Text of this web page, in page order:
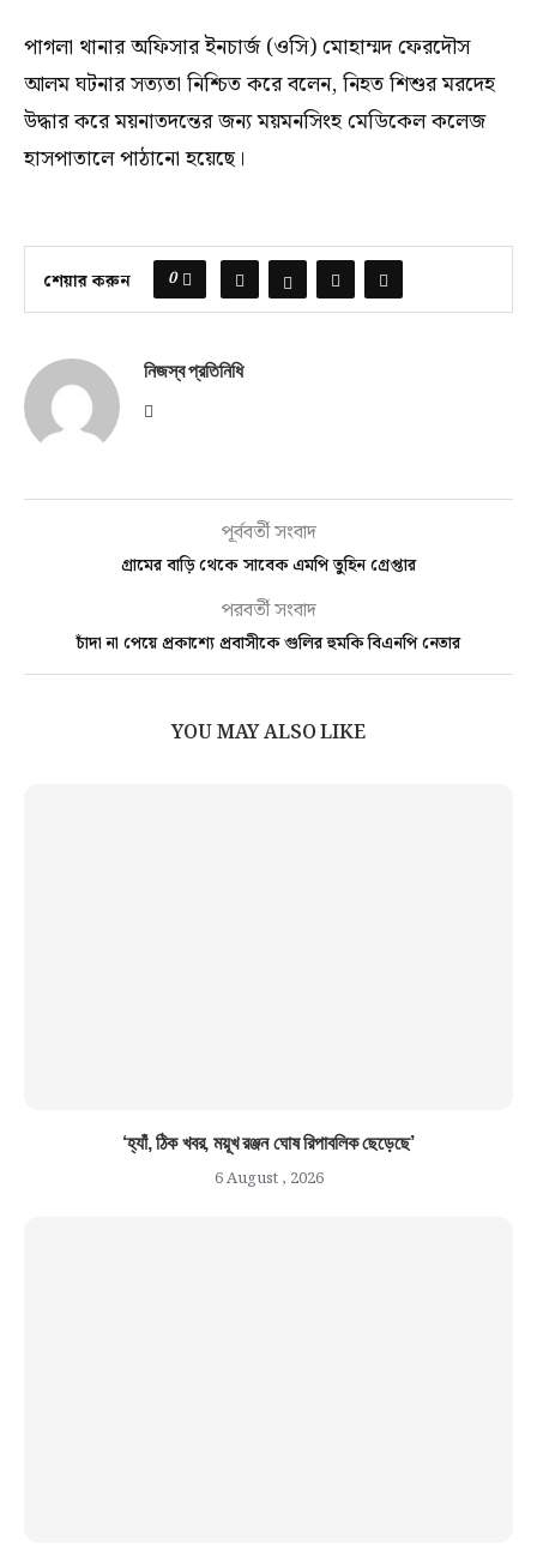
পাগলা থানার অফিসার ইনচার্জ (ওসি) মোহাম্মদ ফেরদৌস
আলম ঘটনার সত্যতা নিশ্চিত করে বলেন, নিহত শিশুর মরদেহ
উদ্ধার করে ময়নাতদন্তের জন্য ময়মনসিংহ মেডিকেল কলেজ
হাসপাতালে পাঠানো হয়েছে।
শেয়ার করুন 0
নিজস্ব প্রতিনিধি
পূর্ববর্তী সংবাদ
গ্রামের বাড়ি থেকে সাবেক এমপি তুহিন গ্রেপ্তার
পরবর্তী সংবাদ
চাঁদা না পেয়ে প্রকাশ্যে প্রবাসীকে গুলির হুমকি বিএনপি নেতার
YOU MAY ALSO LIKE
‘হ্যাঁ, ঠিক খবর, ময়ূখ রঞ্জন ঘোষ রিপাবলিক ছেড়েছে’
6 August , 2026